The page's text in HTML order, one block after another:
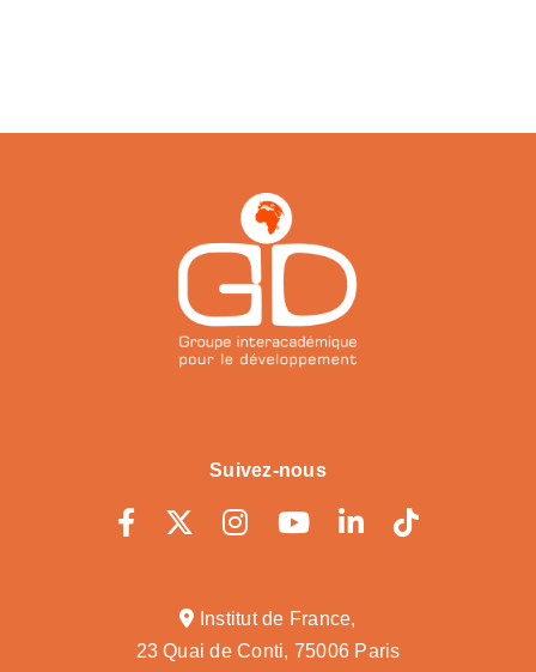
Suivez-nous
Institut de France,
23 Quai de Conti, 75006 Paris